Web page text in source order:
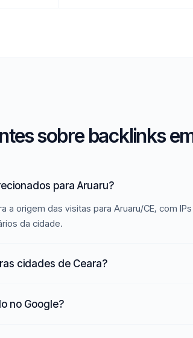
sobre backlinks
para Aruaru?
a origem das visitas para Aruaru/CE, com
da cidade.
cidades de Ceara?
no Google?